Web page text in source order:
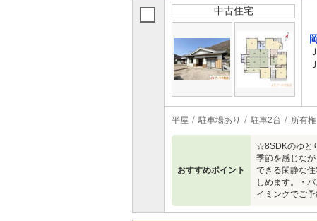
中古住宅
平屋 駐車場あり 駐車2台 所有権
おすすめポイント
☆8SDKのゆと
季節を感じな
できる閑静な
しめます。・
イミングでご